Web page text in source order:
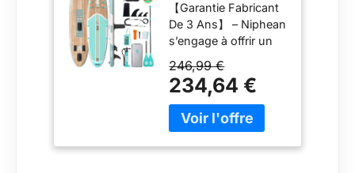
Accessoires,
320cm Planches
de Stand Up
Paddle
Gonflables pour
Tous Les
Niveaux, Sup
avec Capacité
200 kg pour 2
【Garantie Fabricant
De 3 Ans】 – Niphean
s’engage à offrir un
d’excellence et une
qualité de produit
fiable. Chaque
produit Niphean
246,99 €
234,64 €